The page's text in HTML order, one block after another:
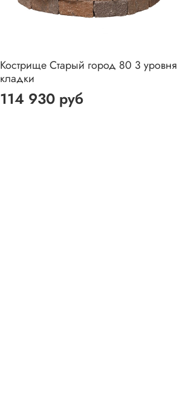
Кострище Старый город 80 3 уровня
кладки
114 930 руб